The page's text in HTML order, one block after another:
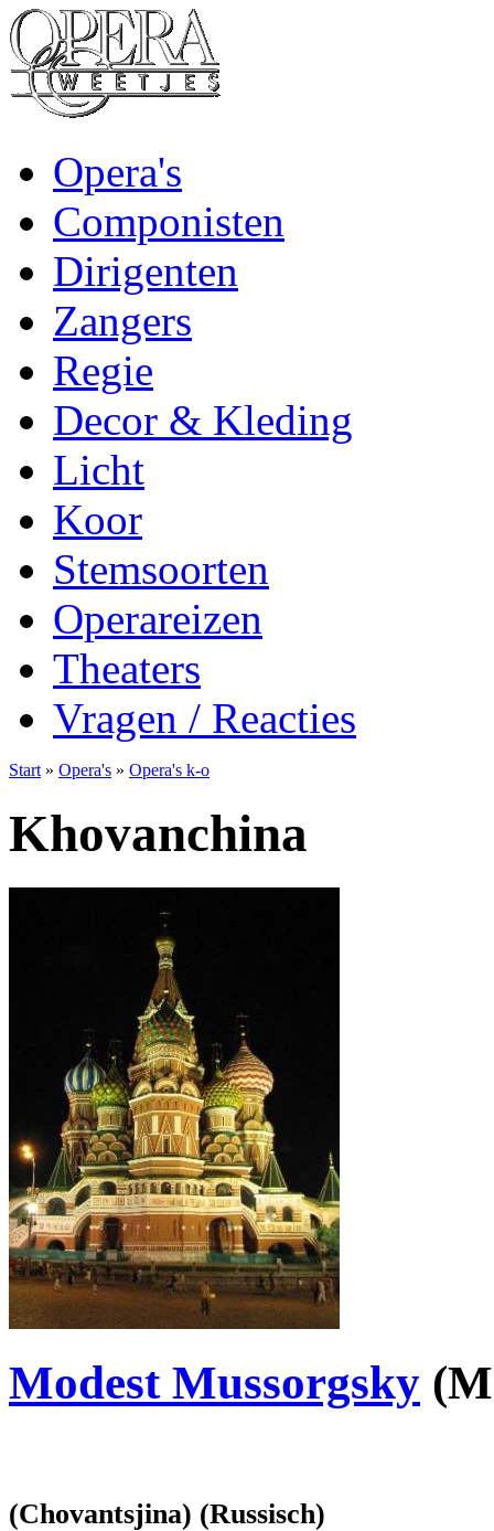
Opera's
Componisten
Dirigenten
Zangers
Regie
Decor & Kleding
Licht
Koor
Stemsoorten
Operareizen
Theaters
Vragen / Reacties
Start » Opera's » Opera's k-o
Khovanchina
Modest Mussorgsky
(Chovantsjina) (Russisch)